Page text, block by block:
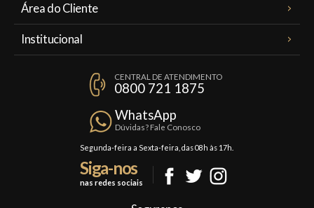
Área do Cliente
Meus Pedidos
Institucional
A Famiglia Valduga
Política de Privacidade
Trocas e Devoluções
Formas de Pagamento
CENTRAL DE ATENDIMENTO
0800 721 1875
WhatsApp
Dúvidas? Fale Conosco
Segunda-feira a Sexta-feira, das 08h às 17h.
Siga-nos
nas redes sociais